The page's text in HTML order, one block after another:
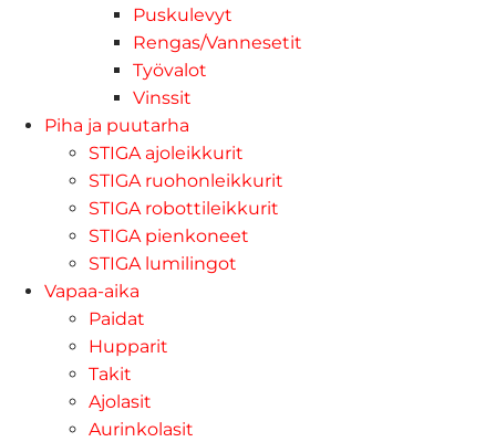
Puskulevyt
Rengas/Vannesetit
Työvalot
Vinssit
Piha ja puutarha
STIGA ajoleikkurit
STIGA ruohonleikkurit
STIGA robottileikkurit
STIGA pienkoneet
STIGA lumilingot
Vapaa-aika
Paidat
Hupparit
Takit
Ajolasit
Aurinkolasit